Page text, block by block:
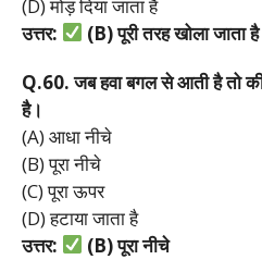
(D) मोड़ दिया जाता है
उत्तर:
(B)पूरीतरहखोलाजाताहै
Q.60.जबहवाबगलसेआतीहैतो
है।
(A) आधा नीचे
(B) पूरा नीचे
(C) पूरा ऊपर
(D) हटाया जाता है
उत्तर:
(B)पूरानीचे